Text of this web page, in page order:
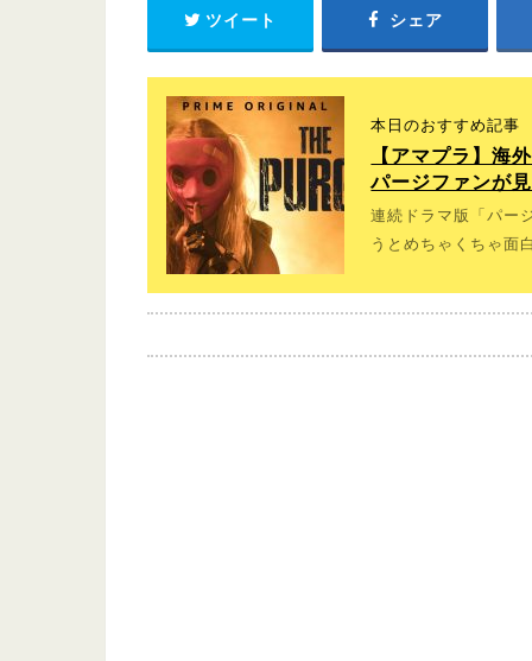
ツイート シェア
本日のおすすめ記事
【アマプラ】海
パージファンが
連続ドラマ版「パー
うとめちゃくちゃ面